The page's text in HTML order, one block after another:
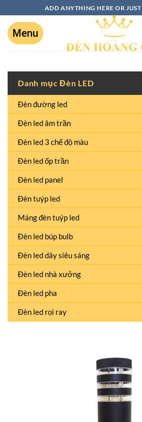
ADD ANYTHING HERE OR
Danh mục Đèn LED
Đèn đường led
Đèn led âm trần
Đèn led 3 chế độ màu
Đèn led ốp trần
Đèn led panel
Đèn tuýp led
Máng đèn tuýp led
Đèn led búp bulb
Đèn led dây siêu sáng
Đèn led nhà xưởng
Đèn led pha
Đèn led rọi ray